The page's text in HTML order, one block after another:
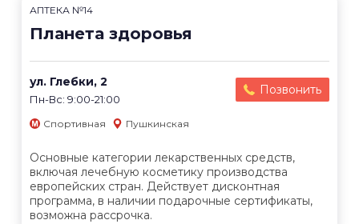
АПТЕКА №14
Планета здоровья
ул. Глебки, 2
Пн-Вс: 9:00-21:00
Позвонить
Спортивная Пушкинская
Основные категории лекарственных средств,
включая лечебную косметику производства
европейских стран. Действует дисконтная
программа, в наличии подарочные сертификаты,
возможна рассрочка.